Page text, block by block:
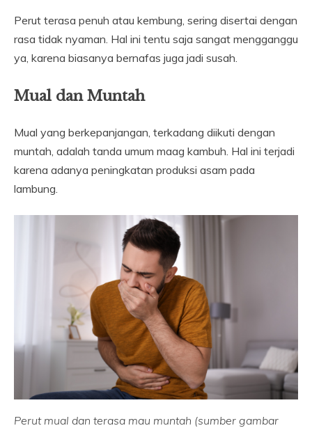
Perut terasa penuh atau kembung, sering disertai dengan
rasa tidak nyaman. Hal ini tentu saja sangat mengganggu
ya, karena biasanya bernafas juga jadi susah.
Mual dan Muntah
Mual yang berkepanjangan, terkadang diikuti dengan
muntah, adalah tanda umum maag kambuh. Hal ini terjadi
karena adanya peningkatan produksi asam pada
lambung.
Perut mual dan terasa mau muntah (sumber gambar